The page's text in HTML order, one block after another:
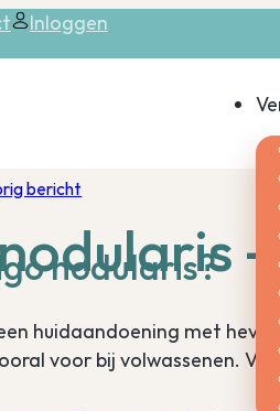
Inloggen
–
nodularis?
huidaandoening met
voor bij volwassenen.
bericht